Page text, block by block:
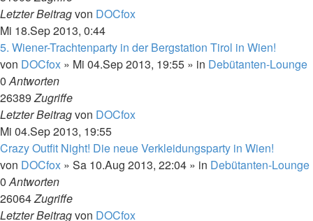
Letzter Beitragvon DOCfox
Mi 18.Sep 2013, 0:44
5. Wiener-Trachtenparty in der Bergstation Tirol in Wien!
von DOCfox » Mi 04.Sep 2013, 19:55 » in Debütanten-Lounge
0Antworten
26389Zugriffe
Letzter Beitragvon DOCfox
Mi 04.Sep 2013, 19:55
Crazy Outfit Night! Die neue Verkleidungsparty in Wien!
von DOCfox » Sa 10.Aug 2013, 22:04 » in Debütanten-Lounge
0Antworten
26064Zugriffe
Letzter Beitragvon DOCfox